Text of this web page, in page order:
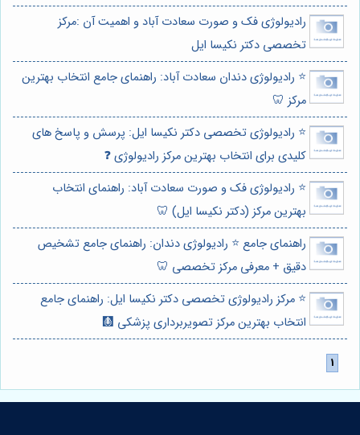
رادیولوژی فک و صورت سعادت آباد و اهمیت آن :مرکز
تخصصی دکتر نکیسا ایل
⭐️ رادیولوژی دندان سعادت آباد: راهنمای جامع انتخاب بهترین
مرکز 🦷
⭐️ رادیولوژی تخصصی دکتر نکیسا ایل: پرسش و پاسخ های
کلیدی برای انتخاب بهترین مرکز رادیولوژی ❓
⭐️ رادیولوژی فک و صورت سعادت آباد: راهنمای انتخاب
بهترین مرکز (دکتر نکیسا ایل) 🦷
راهنمای جامع ⭐️ رادیولوژی دندان: راهنمای جامع تشخیص
دقیق + معرفی مرکز تخصصی 🦷
⭐️ مرکز رادیولوژی تخصصی دکتر نکیسا ایل: راهنمای جامع
انتخاب بهترین مرکز تصویربرداری پزشکی 🩻